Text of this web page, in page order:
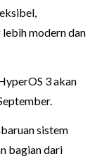
modern dan
3 akan
sistem
bagian dari